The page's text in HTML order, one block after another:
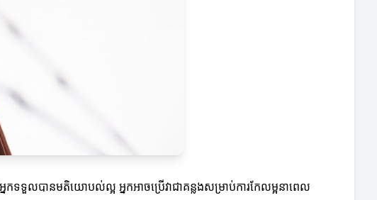
ទទួលបានមតិយោបល់ល្អ អ្នកអាចប្រើវាជាគន្លងសម្រាប់ការកែលម្អនាពេល